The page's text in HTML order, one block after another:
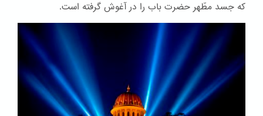
که جسد مطّهر حضرت باب را در آغوش گرفته است.